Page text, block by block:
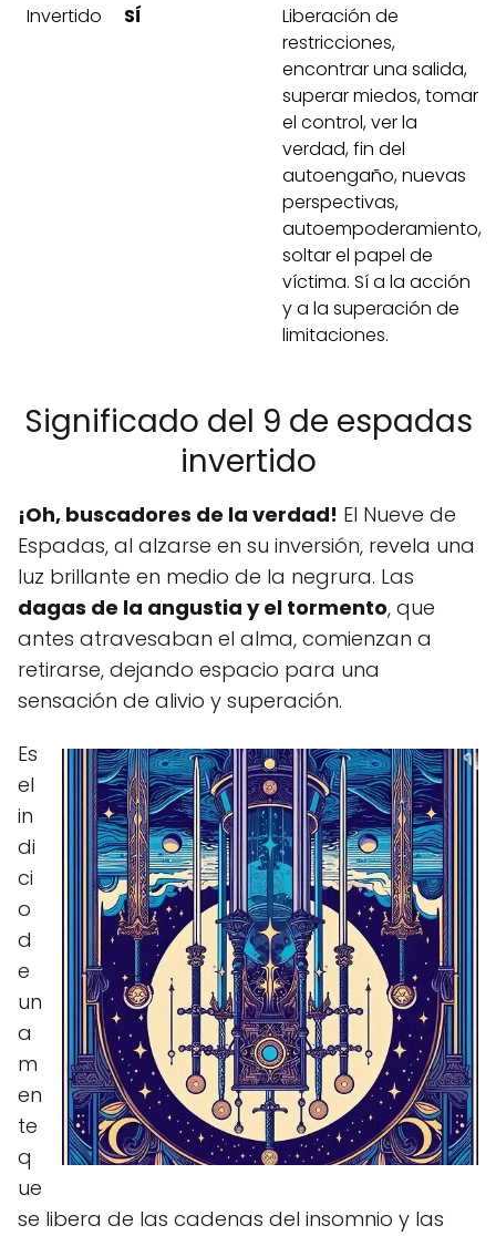
Invertido
SÍ
Liberación de
restricciones,
encontrar una salida,
superar miedos, tomar
el control, ver la
verdad, fin del
autoengaño, nuevas
perspectivas,
autoempoderamiento,
soltar el papel de
víctima. Sí a la acción
y a la superación de
limitaciones.
Significado del 9 de espadas
invertido
¡Oh, buscadores de la verdad! El Nueve de
Espadas, al alzarse en su inversión, revela una
luz brillante en medio de la negrura. Las
dagas de la angustia y el tormento, que
antes atravesaban el alma, comienzan a
retirarse, dejando espacio para una
sensación de alivio y superación.
Es
el
in
di
ci
o
d
e
un
a
m
en
te
q
ue
se libera de las cadenas del insomnio y las